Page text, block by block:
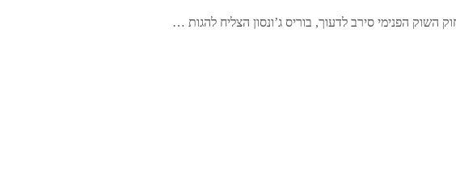
הפנימי סירב לדעוך, בוריס ג’ונסון הצליח להגות …